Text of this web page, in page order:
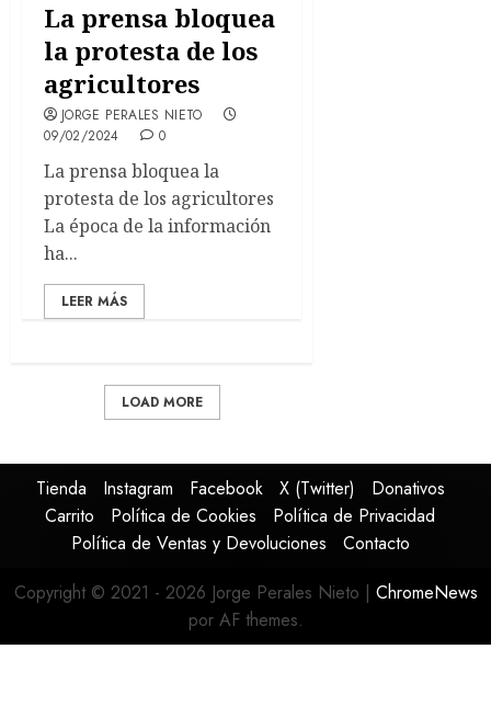
La prensa bloquea
la protesta de los
agricultores
JORGE PERALES NIETO
09/02/2024
0
La prensa bloquea la
protesta de los agricultores
La época de la información
ha...
LEER MÁS
LOAD MORE
Tienda Instagram Facebook X (Twitter)
Donativos
Carrito
Política de Cookies
Política de Privacidad
Política de Ventas y Devoluciones
Contacto
Copyright © 2021 - 2026 Jorge Perales Nieto | ChromeNews
por AF themes.